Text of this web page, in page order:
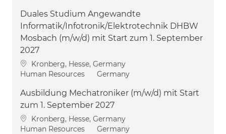
Duales Studium Angewandte
Informatik/Infotronik/Elektrotechnik DHBW
Mosbach (m/w/d) mit Start zum 1. September
2027
Location
Kronberg, Hesse, Germany
Category
Human Resources Germany
Ausbildung Mechatroniker (m/w/d) mit Start
zum 1. September 2027
Location
Kronberg, Hesse, Germany
Category
Human Resources Germany